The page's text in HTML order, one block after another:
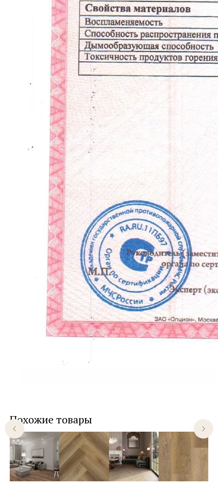
Похожие товары